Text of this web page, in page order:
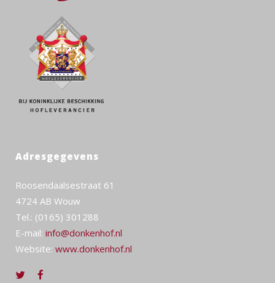
Adresgegevens
Roosendaalsestraat 61
4724 AB Wouw
Tel.: (0165) 301288
E-mail: info@donkenhof.nl
Website: www.donkenhof.nl